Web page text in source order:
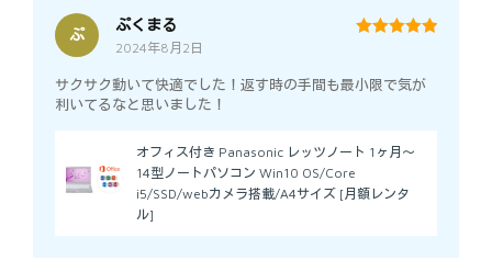
ぷ
ぷくまる
2024年8月2日
サクサク動いて快適でした！返す時の手間も最小限で気が
利いてるなと思いました！
オフィス付き Panasonic レッツノート 1ヶ月～
14型ノートパソコン Win10 OS/Core
i5/SSD/webカメラ搭載/A4サイズ [月額レンタ
ル]